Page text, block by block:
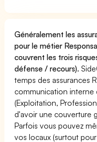
Généralement les
pour le métier
couvrent les trois
défense / recours).
temps des assurances
communication interne
(Exploitation,
d'avoir une couverture
Parfois vous pouvez
vos locaux (surtout